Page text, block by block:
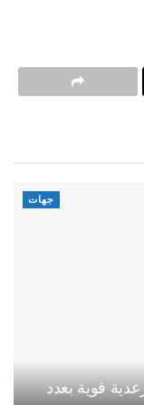
جهات
وزخات رعدية قوية بعدد